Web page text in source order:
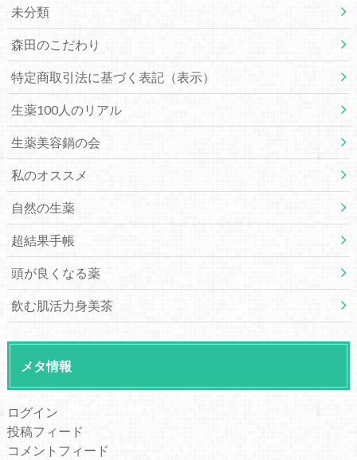
未分類
森田のこだわり
特定商取引法に基づく表記（表示）
生薬100人のリアル
生薬美容鍋の会
私のオススメ
自然の生薬
超結果手帳
頭が良くなる薬
飲む肌活力身美茶
メタ情報
ログイン
投稿フィード
コメントフィード